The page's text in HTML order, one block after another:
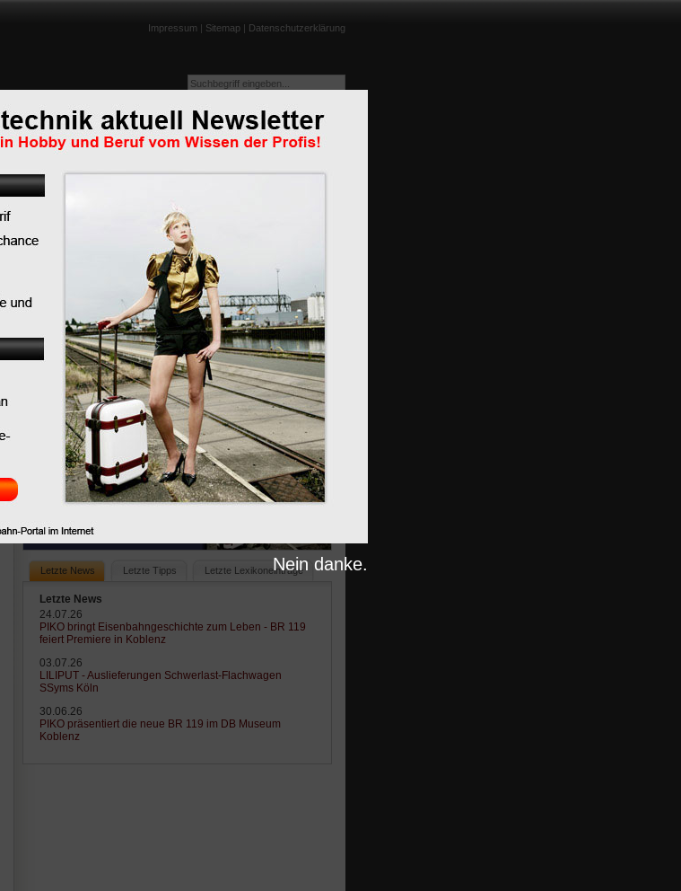
Impressum | Sitemap | Datenschutzerklärung
Tests Links Downloads Humor
Top-News
Weltpremiere in Chemnitz: PIKO begeistert Gäste aus
ganz Deutschland mit neuer TT-Lok BR 91.3 DR
PIKO präsentiert die neue BR 119 im DB Museum
LILIPUT - Auslieferungen Schwerlast-Flachwagen
PIKO bringt Eisenbahngeschichte zum Leben - BR 119
feiert Premiere in Koblenz
Letzte News Letzte Tipps Letzte Lexikoneinträge
Letzte News
24.07.26
PIKO bringt Eisenbahngeschichte zum Leben - BR 119
feiert Premiere in Koblenz
03.07.26
LILIPUT - Auslieferungen Schwerlast-Flachwagen
SSyms Köln
30.06.26
PIKO präsentiert die neue BR 119 im DB Museum
Koblenz
Nein danke.